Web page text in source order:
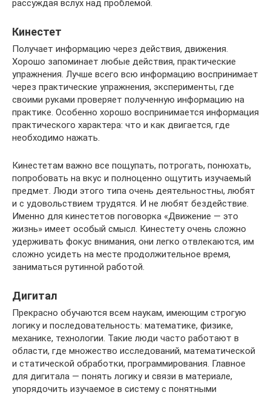
рассуждая вслух над проблемой.
Кинестет
Получает информацию через действия, движения.
Хорошо запоминает любые действия, практические
упражнения. Лучше всего всю информацию воспринимает
через практические упражнения, эксперименты, где
своими руками проверяет полученную информацию на
практике. Особенно хорошо воспринимается информация
практического характера: что и как двигается, где
необходимо нажать.
Кинестетам важно все пощупать, потрогать, понюхать,
попробовать на вкус и полноценно ощутить изучаемый
предмет. Люди этого типа очень деятельностны, любят
и с удовольствием трудятся. И не любят бездействие.
Именно для кинестетов поговорка «Движение — это
жизнь» имеет особый смысл. Кинестету очень сложно
удерживать фокус внимания, они легко отвлекаются, им
сложно усидеть на месте продолжительное время,
заниматься рутинной работой.
Дигитал
Прекрасно обучаются всем наукам, имеющим строгую
логику и последовательность: математике, физике,
механике, технологии. Такие люди часто работают в
области, где множество исследований, математической
и статической обработки, программирования. Главное
для дигитала — понять логику и связи в материале,
упорядочить изучаемое в систему с понятными